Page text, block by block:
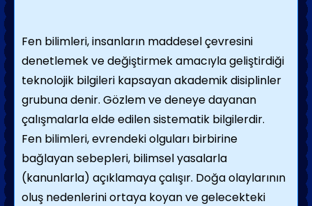
Fen bilimleri,insanların maddesel çevresini
denetlemek ve değiştirmek amacıyla geliştirdiği
teknolojik bilgileri kapsayan akademik disiplinler
grubuna denir. Gözlem ve deneye dayanan
çalışmalarla elde edilen sistematik bilgilerdir.
Fen bilimleri, evrendeki olguları birbirine
bağlayan sebepleri, bilimsel yasalarla
(kanunlarla) açıklamaya çalışır. Doğa olaylarının
oluş nedenlerini ortaya koyan ve gelecekteki